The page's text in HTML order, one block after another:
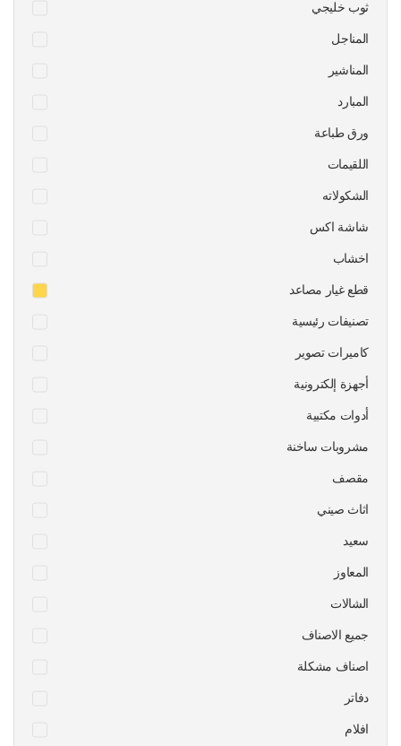
ثوب خليجي
المناجل
المناشير
المبارد
ورق طباعة
اللقيمات
الشكولاته
شاشة اكس
اخشاب
قطع غيار مصاعد
تصنيفات رئيسية
كاميرات تصوير
أجهزة إلكترونية
أدوات مكتبية
مشروبات ساخنة
مقصف
اثاث صيني
سعيد
المعاوز
الشالات
جميع الاصناف
اصناف مشكلة
دفاتر
افلام